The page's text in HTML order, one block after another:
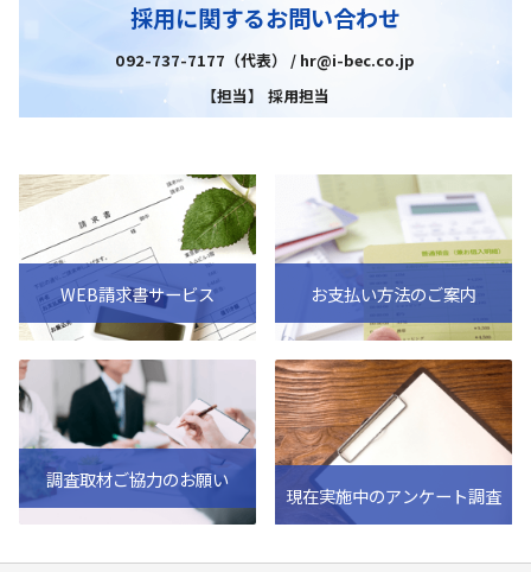
採用に関するお問い合わせ
092-737-7177（代表） / hr@i-bec.co.jp
【担当】 採用担当
WEB請求書サービス お支払い方法のご案内
調査取材ご協力のお願い
現在実施中のアンケート調査